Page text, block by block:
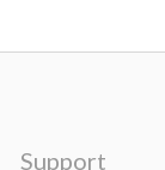
Support